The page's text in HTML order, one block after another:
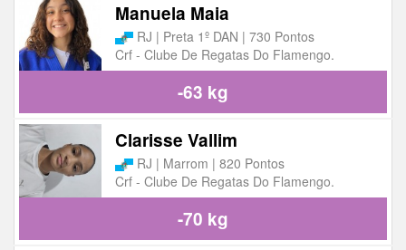
Manuela Maia
RJ | Preta 1º DAN | 730 Pontos
Crf - Clube De Regatas Do Flamengo.
-63 kg
Clarisse Vallim
RJ | Marrom | 820 Pontos
Crf - Clube De Regatas Do Flamengo.
-70 kg